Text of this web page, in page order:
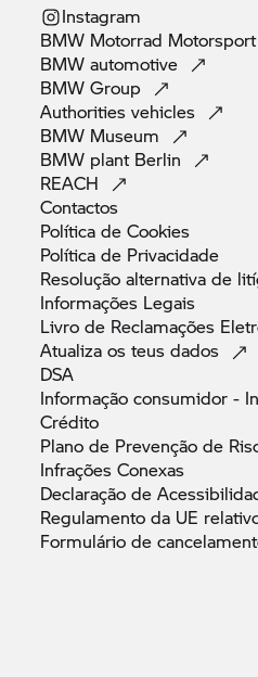
Instagram
BMW Motorrad Motorsport
BMWautomotive
BMWGroup
Authoritiesvehicles
BMW Museum
BMW plant Berlin
REACH
Contactos
Política deCookies
Política de Privacidade
Resolução alternativa de
Informações Legais
Livro de Reclamações
Atualiza os teusdados
DSA
Informação consumidor -
Crédito
Plano de Prevenção de
InfraçõesConexas
Declaração de
Regulamento da UE
Formulário de